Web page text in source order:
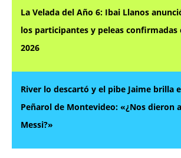
La Velada del Año 6: Ibai Llanos
los participantes y peleas confirmadas
2026
River lo descartó y el pibe Jaime brilla
Peñarol de Montevideo: «¿Nos dieron a
Messi?»